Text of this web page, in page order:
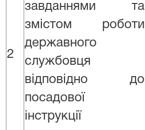
2
завданнями та
змістом роботи
державного
службовця
відповідно до
посадової
інструкції